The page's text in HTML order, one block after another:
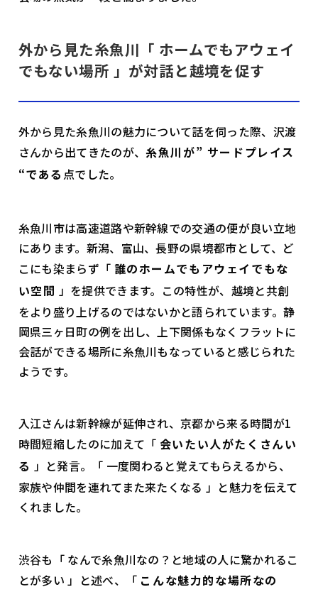
外から見た糸魚川「 ホームでもアウェイ
でもない場所 」が対話と越境を促す
外から見た糸魚川の魅力について話を伺った際、沢渡
さんから出てきたのが、糸魚川が” サードプレイス
“である 点でした。
糸魚川市は高速道路や新幹線での交通の便が良い立地
にあります。新潟、富山、長野の県境都市として、ど
こにも染まらず「 誰のホームでもアウェイでもな
い空間 」を提供できます。この特性が、越境と共創
をより盛り上げるのではないかと語られています。静
岡県三ヶ日町の例を出し、上下関係もなくフラットに
会話ができる場所に糸魚川もなっていると感じられた
ようです。
入江さんは新幹線が延伸され、京都から来る時間が1
時間短縮したのに加えて「 会いたい人がたくさんい
る 」と発言。「 一度関わると覚えてもらえるから、
家族や仲間を連れてまた来たくなる 」と魅力を伝えて
くれました。
渋谷も「 なんで糸魚川なの？と地域の人に驚かれるこ
とが多い 」と述べ、「 こんな魅力的な場所なの